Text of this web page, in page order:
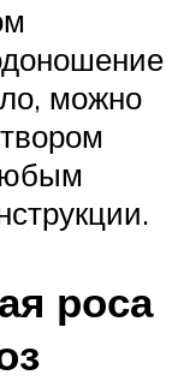
можно
роса